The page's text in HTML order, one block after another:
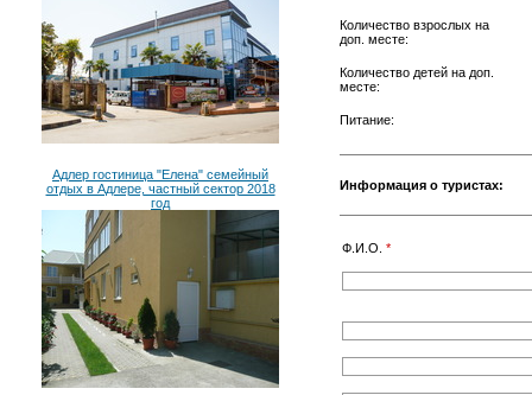
Адлер гостиница "Елена" семейный
отдых в Адлере, частный сектор 2018
год
Количество взрослых на
доп. месте:
Количество детей на доп.
месте:
Питание:
Информация о туристах:
Ф.И.О. *